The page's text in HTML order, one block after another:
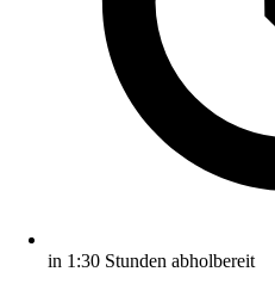
in 1:30 Stunden abholbereit